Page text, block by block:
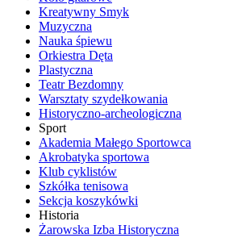
Kreatywny Smyk
Muzyczna
Nauka śpiewu
Orkiestra Dęta
Plastyczna
Teatr Bezdomny
Warsztaty szydełkowania
Historyczno-archeologiczna
Sport
Akademia Małego Sportowca
Akrobatyka sportowa
Klub cyklistów
Szkółka tenisowa
Sekcja koszykówki
Historia
Żarowska Izba Historyczna